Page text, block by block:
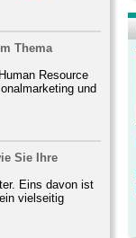
Thema
Resource
und
Sie Ihre
Eins davon ist
vielseitig